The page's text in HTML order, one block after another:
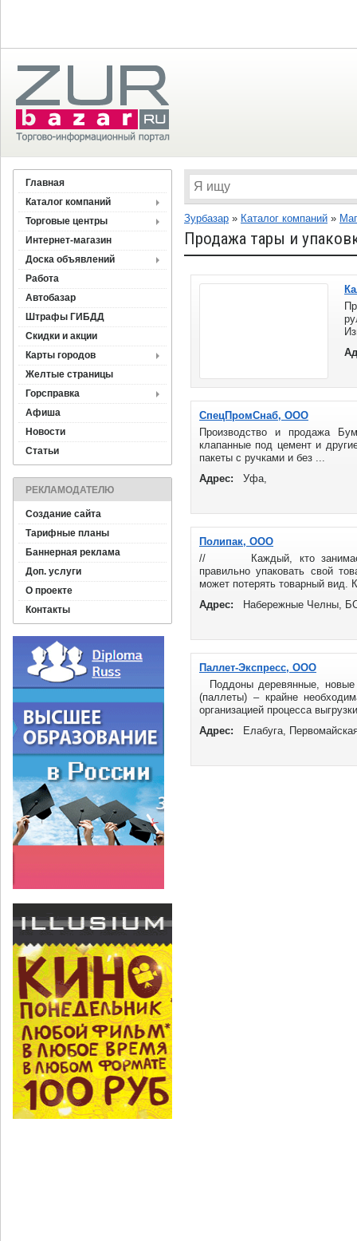
Главная
Каталог компаний
Торговые центры
Интернет-магазин
Доска объявлений
Работа
Автобазар
Штрафы ГИБДД
Скидки и акции
Карты городов
Желтые страницы
Горсправка
Афиша
Новости
Статьи
РЕКЛАМОДАТЕЛЮ
Создание сайта
Тарифные планы
Баннерная реклама
Доп. услуги
О проекте
Контакты
Зурбазар » Каталог компаний »
Продажа тары и
СпецПромСнаб, ООО
Производство и продажа
клапанные под цемент и
пакеты с ручками и без ...
Адрес:
Уфа,
Полипак, ООО
// Каждый, кто занимается
правильно упаковать свой
может потерять товарный вид.
Адрес:
Набережные Челны,
Паллет-Экспресс, ООО
Поддоны деревянные,
(паллеты) – крайне
организацией процесса
Адрес:
Елабуга,